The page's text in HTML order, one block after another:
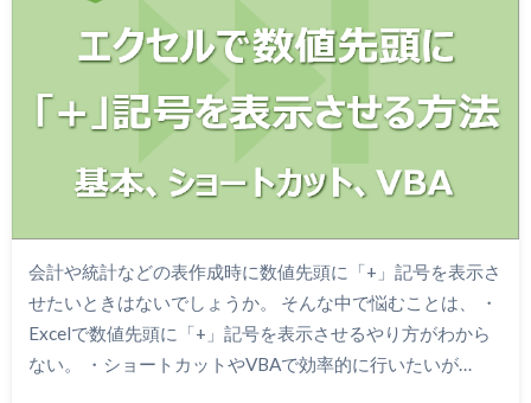
会計や統計などの表作成時に数値先頭に「+」記号を表示さ
せたいときはないでしょうか。 そんな中で悩むことは、 ・
Excelで数値先頭に「+」記号を表示させるやり方がわから
ない。 ・ショートカットやVBAで効率的に行いたいが…